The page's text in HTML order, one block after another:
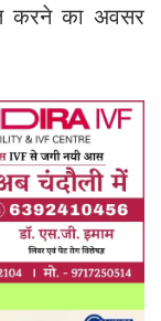
करने का अवसर